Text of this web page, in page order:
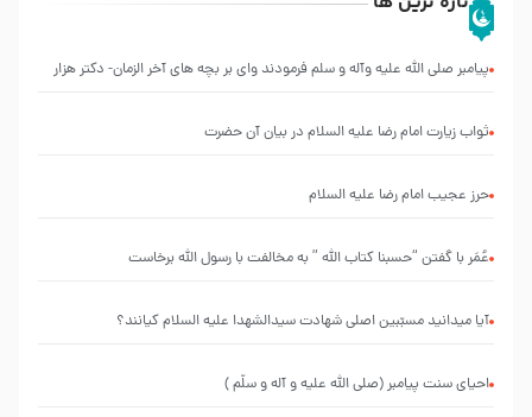
پیامبر صلی الله علیه وآله و سلم فرمودند وای بر بچه های آخر الزمان- دکتر هزار
ثواب زیارت امام رضا علیه السلام در بیان آن حضرت
حرز عجیب امام رضا علیه السلام
عُمَر با گفتن “حسبنا كتاب اللّه ” به مخالفت با رسول اللّه برخاست
آیا میدانید مسبّبین اصلی شهادت سیدالشهدا علیه ‌السلام کیانند؟
احیای سنت پیامبر (صلی الله علیه و آله و سلّم )